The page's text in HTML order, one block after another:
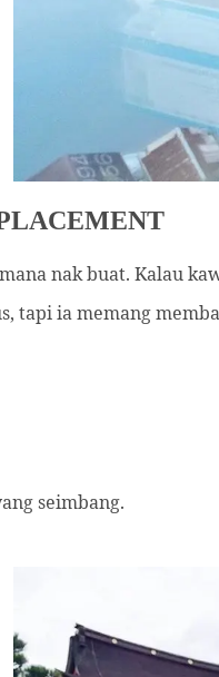
nak buat. Kalau
ia memang
seimbang.